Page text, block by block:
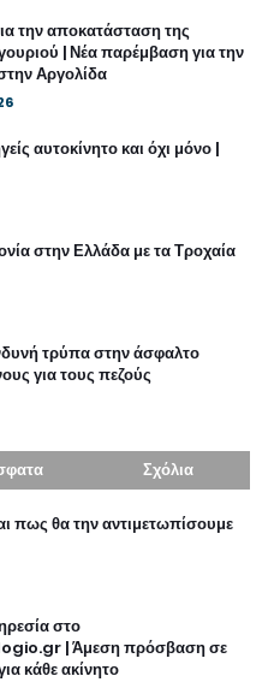
την αποκατάσταση της
| Νέα παρέμβαση για την
Αργολίδα
αυτοκίνητο και όχι μόνο |
στην Ελλάδα με τα Τροχαία
τρύπα στην άσφαλτο
για τους πεζούς
Σχόλια
πως θα την αντιμετωπίσουμε
στο
| Άμεση πρόσβαση σε
κάθε ακίνητο